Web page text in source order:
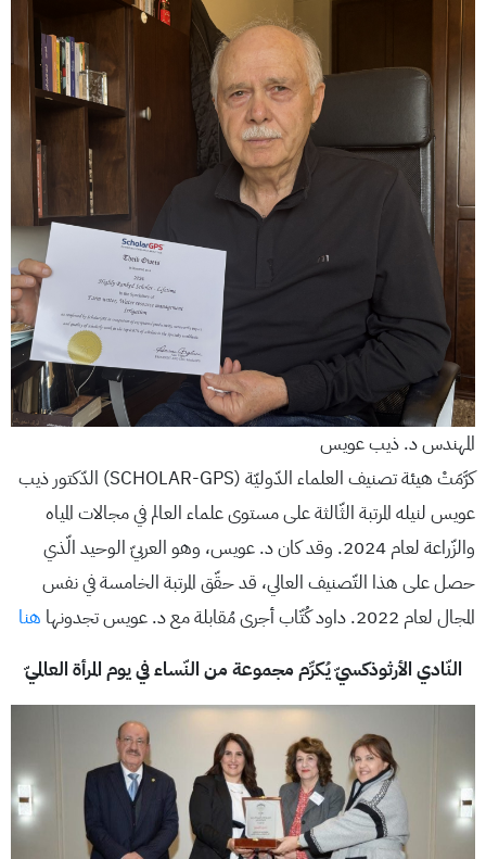
المهندس د. ذيب عويس
كرَّمَتْ هيئة تصنيف العلماء الدّوليّة (SCHOLAR-GPS) الدّكتور ذيب
عويس لنيله المرتبة الثّالثة على مستوى علماء العالم في مجالات المياه
والزّراعة لعام 2024. وقد كان د. عويس، وهو العربيّ الوحيد الّذي
حصل على هذا التّصنيف العالي، قد حقّق المرتبة الخامسة في نفس
المجال لعام 2022. داود كُتّاب أجرى مُقابلة مع د. عويس تجدونها
هنا
النّادي الأرثوذكسيّ يُكرِّم مجموعة من النّساء في يوم المرأة العالميّ